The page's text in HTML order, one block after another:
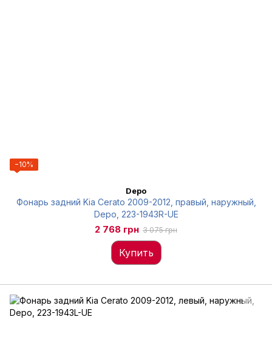
−10%
Depo
Фонарь задний Kia Cerato 2009-2012, правый, наружный,
Depo, 223-1943R-UE
2 768 грн 3 075 грн
Купить